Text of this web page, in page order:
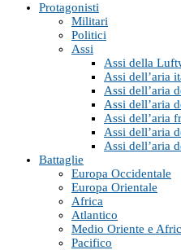
Protagonisti
Militari
Politici
Assi
Assi della
Assi dell’aria
Assi dell’aria
Assi dell’aria
Assi dell’aria
Assi dell’aria
Assi dell’aria
Battaglie
Europa Occidentale
Europa Orientale
Africa
Atlantico
Medio Oriente e
Pacifico